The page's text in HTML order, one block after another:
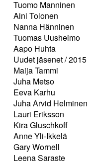
Tuomo Manninen
Aini Tolonen
Nanna Hänninen
Tuomas Uusheimo
Aapo Huhta
Uudet jäsenet / 2015
Maija Tammi
Juha Metso
Eeva Karhu
Juha Arvid Helminen
Lauri Eriksson
Kira Gluschkoff
Anne Yli-Ikkelä
Gary Wornell
Leena Saraste